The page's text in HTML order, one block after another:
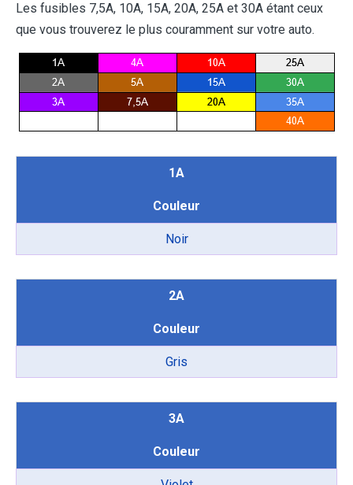
Les fusibles 7,5A, 10A, 15A, 20A, 25A et 30A étant ceux
que vous trouverez le plus couramment sur votre auto.
1A
Couleur
Noir
2A
Couleur
Gris
3A
Couleur